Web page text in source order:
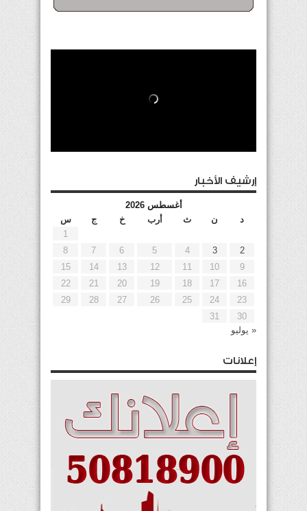
إرشيف الأخبار
أغسطس 2026
د
ن ث أرب خ ج
س
1
2
3
4
5
6
7
8
9
10
11
12
13
14
15
16
17
18
19
20
21
22
23
24
25
26
27
28
29
30
31
« يوليو
إعلانات